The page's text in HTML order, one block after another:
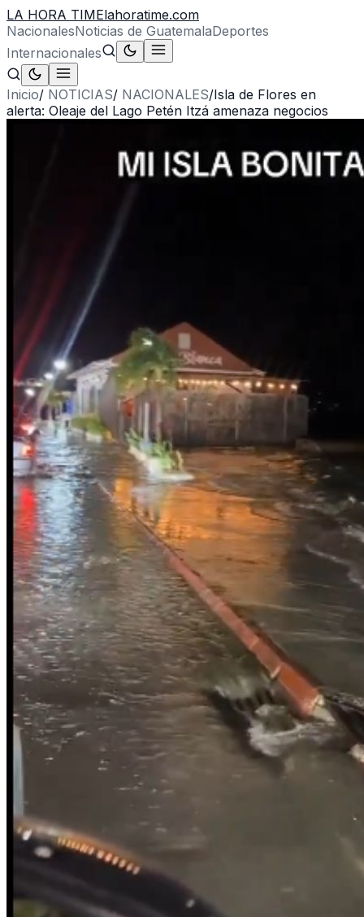
LA HORA TIMElahoratime.com
NacionalesNoticias de GuatemalaDeportes
Internacionales
Inicio/ NOTICIAS/ NACIONALES/Isla de Flores en
alerta: Oleaje del Lago Petén Itzá amenaza negocios